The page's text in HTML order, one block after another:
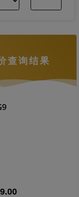
查询结果